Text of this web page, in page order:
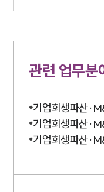
관련 업무분
기업회생파산
기업회생파산
기업회생파산